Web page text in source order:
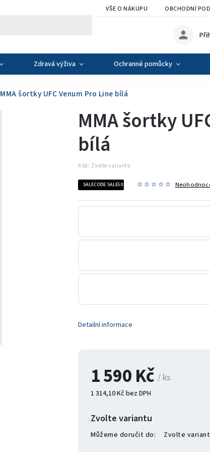
VŠE O NÁKUPU OBCHODNÍ
Zdravá výživa Ochranné pomůcky
MMA šortky UFC Venum Pro Line bílá
1 590 Kč/ ks
1 314,10 Kč bez DPH
Zvolte variantu
Můžeme doručit do: Zvolte
MMA šortky
bílá
Kód: Zvolte variantu
SALECODE:SALE50:50:%
Detailní informace